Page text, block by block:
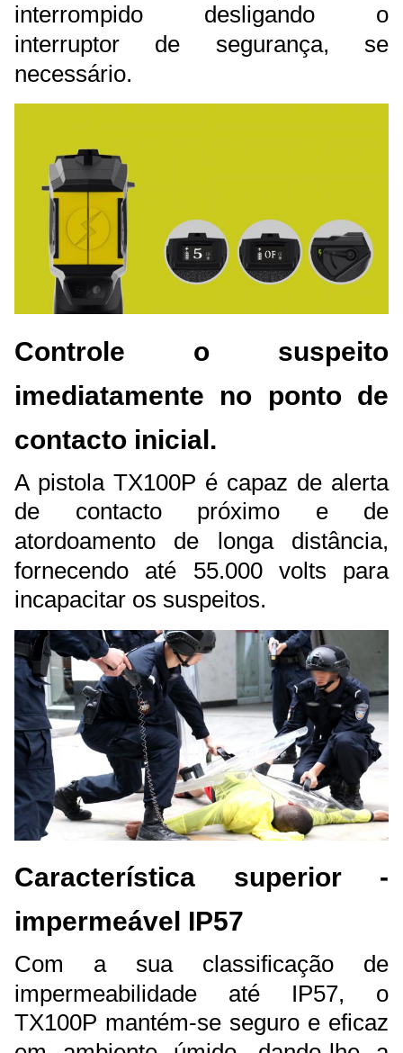
interrompido desligando o
interruptor de segurança, se
necessário.
Controle o suspeito
imediatamente no ponto de
contacto inicial.
A pistola TX100P é capaz de alerta
de contacto próximo e de
atordoamento de longa distância,
fornecendo até 55.000 volts para
incapacitar os suspeitos.
Característica superior -
impermeável IP57
Com a sua classificação de
impermeabilidade até IP57, o
TX100P mantém-se seguro e eficaz